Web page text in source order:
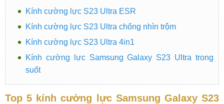
Kính cường lực S23 Ultra ESR
Kính cường lực S23 Ultra chống nhìn trộm
Kính cường lực S23 Ultra 4in1
Kính cường lực Samsung Galaxy S23 Ultra trong
suốt
Top 5 kính cường lực Samsung Galaxy S23